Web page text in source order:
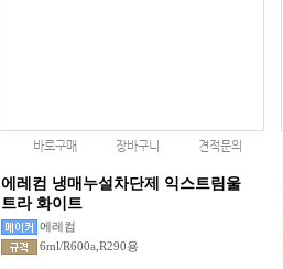
바로구매 장바구니 견적문의
에레컴 냉매누설차단제 익스트림울
트라 화이트
에레컴
6ml/R600a,R290용